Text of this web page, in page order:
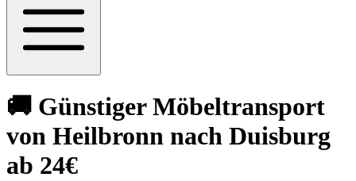
🚚 Günstiger Möbeltransport
von Heilbronn nach Duisburg
ab 24€